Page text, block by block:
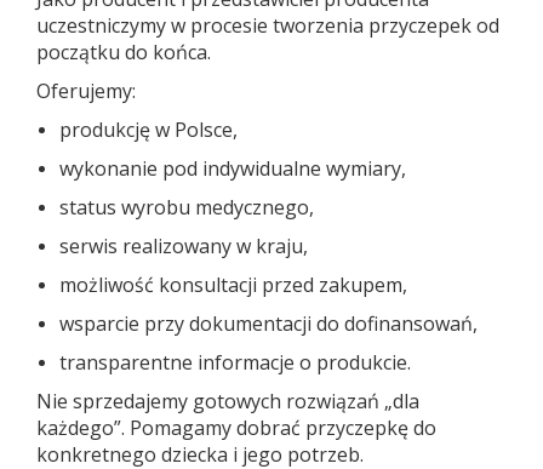
uczestniczymy w procesie tworzenia przyczepek od
początku do końca.
Oferujemy:
produkcję w Polsce,
wykonanie pod indywidualne wymiary,
status wyrobu medycznego,
serwis realizowany w kraju,
możliwość konsultacji przed zakupem,
wsparcie przy dokumentacji do dofinansowań,
transparentne informacje o produkcie.
Nie sprzedajemy gotowych rozwiązań „dla
każdego”. Pomagamy dobrać przyczepkę do
konkretnego dziecka i jego potrzeb.